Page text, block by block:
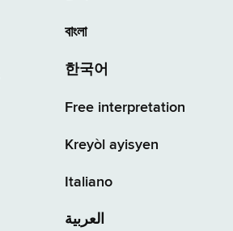
বাংলা
한국어
Free interpretation
Kreyòl ayisyen
Italiano
العربية